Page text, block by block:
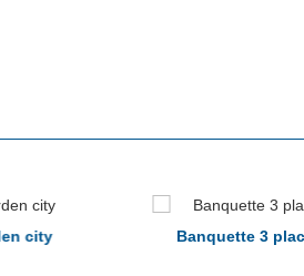
city Banquette 3